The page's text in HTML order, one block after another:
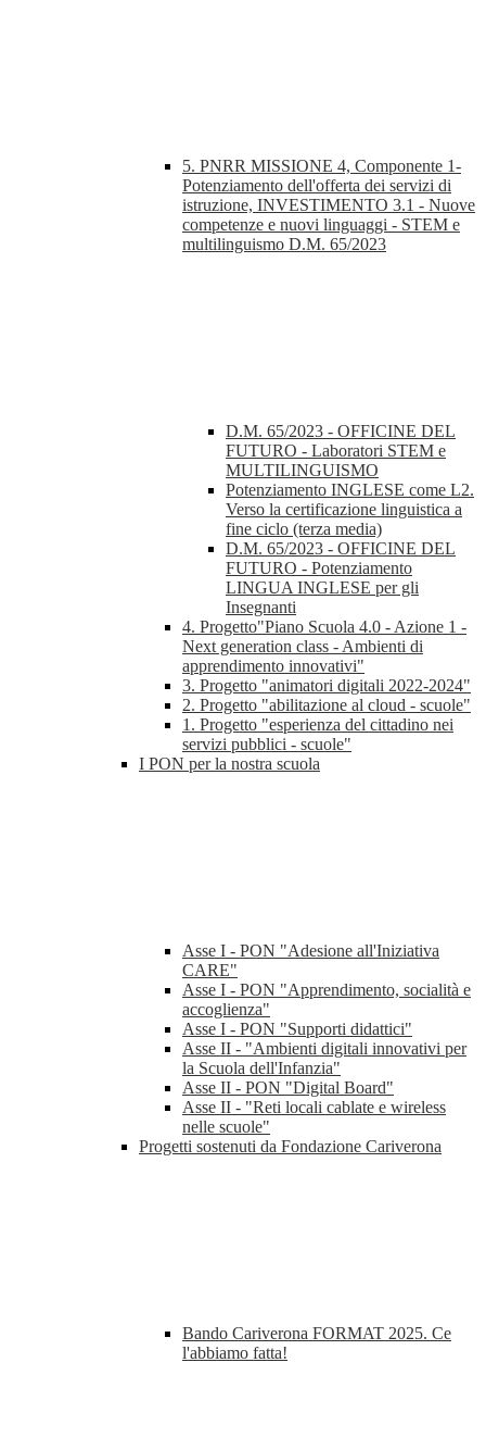
5. PNRR MISSIONE 4, Componente 1-
Potenziamento dell'offerta dei servizi di
istruzione, INVESTIMENTO 3.1 - Nuove
competenze e nuovi linguaggi - STEM e
multilinguismo D.M. 65/2023
D.M. 65/2023 - OFFICINE DEL
FUTURO - Laboratori STEM e
MULTILINGUISMO
Potenziamento INGLESE come L2.
Verso la certificazione linguistica a
fine ciclo (terza media)
D.M. 65/2023 - OFFICINE DEL
FUTURO - Potenziamento
LINGUA INGLESE per gli
Insegnanti
4. Progetto"Piano Scuola 4.0 - Azione 1 -
Next generation class - Ambienti di
apprendimento innovativi"
3. Progetto "animatori digitali 2022-2024"
2. Progetto "abilitazione al cloud - scuole"
1. Progetto "esperienza del cittadino nei
servizi pubblici - scuole"
I PON per la nostra scuola
Asse I - PON "Adesione all'Iniziativa
CARE"
Asse I - PON "Apprendimento, socialità e
accoglienza"
Asse I - PON "Supporti didattici"
Asse II - "Ambienti digitali innovativi per
la Scuola dell'Infanzia"
Asse II - PON "Digital Board"
Asse II - "Reti locali cablate e wireless
nelle scuole"
Progetti sostenuti da Fondazione Cariverona
Bando Cariverona FORMAT 2025. Ce
l'abbiamo fatta!